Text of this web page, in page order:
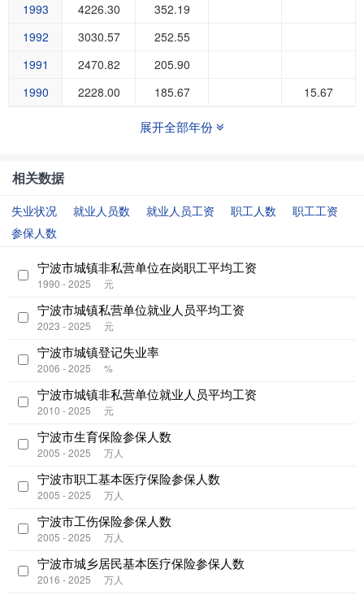
1993
4226.30
352.19
1992
3030.57
252.55
1991
2470.82
205.90
1990
2228.00 185.67 15.67
展开全部年份
相关数据
失业状况 就业人员数 就业人员工资 职工人数
职工工资
参保人数
宁波市城镇非私营单位在岗职工平均工资
1990 - 2025 元
宁波市城镇私营单位就业人员平均工资
2023 - 2025 元
宁波市城镇登记失业率
2006 - 2025 %
宁波市城镇非私营单位就业人员平均工资
2010 - 2025 元
宁波市生育保险参保人数
2005 - 2025 万人
宁波市职工基本医疗保险参保人数
2005 - 2025 万人
宁波市工伤保险参保人数
2005 - 2025 万人
宁波市城乡居民基本医疗保险参保人数
2016 - 2025 万人